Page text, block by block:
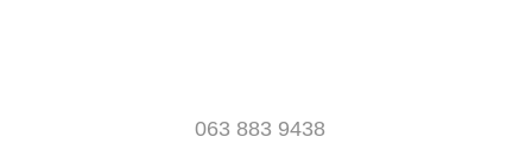
063 883 9438